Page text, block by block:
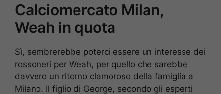
Calciomercato Milan,
Weah in quota
Sì, sembrerebbe poterci essere un interesse dei
rossoneri per Weah, per quello che sarebbe
davvero un ritorno clamoroso della famiglia a
Milano. Il figlio di George, secondo gli esperti